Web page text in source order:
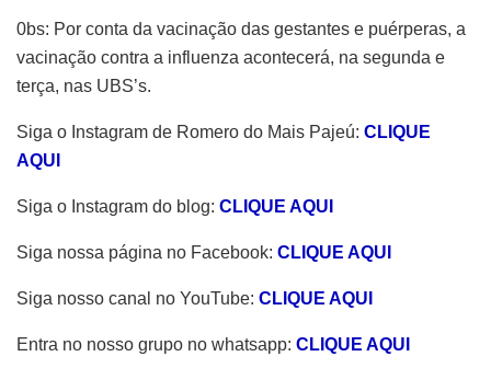
0bs: Por conta da vacinação das gestantes e puérperas, a
vacinação contra a influenza acontecerá, na segunda e
terça, nas UBS’s.
Siga o Instagram de Romero do Mais Pajeú: CLIQUE
AQUI
Siga o Instagram do blog: CLIQUE AQUI
Siga nossa página no Facebook: CLIQUE AQUI
Siga nosso canal no YouTube: CLIQUE AQUI
Entra no nosso grupo no whatsapp: CLIQUE AQUI